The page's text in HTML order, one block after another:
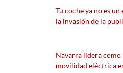
Tu coche ya no es
la invasión de la
Navarra lidera como
movilidad eléctrica